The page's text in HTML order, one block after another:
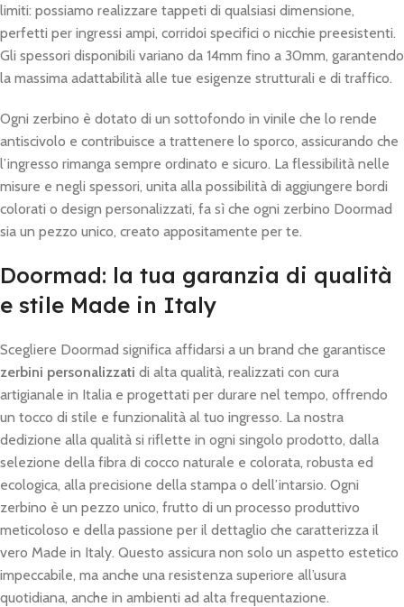
limiti: possiamo realizzare tappeti di qualsiasi dimensione,
perfetti per ingressi ampi, corridoi specifici o nicchie preesistenti.
Gli spessori disponibili variano da 14mm fino a 30mm, garantendo
la massima adattabilità alle tue esigenze strutturali e di traffico.
Ogni zerbino è dotato di un sottofondo in vinile che lo rende
antiscivolo e contribuisce a trattenere lo sporco, assicurando che
l’ingresso rimanga sempre ordinato e sicuro. La flessibilità nelle
misure e negli spessori, unita alla possibilità di aggiungere bordi
colorati o design personalizzati, fa sì che ogni zerbino Doormad
sia un pezzo unico, creato appositamente per te.
Doormad: la tua garanzia di qualità
e stile Made in Italy
Scegliere Doormad significa affidarsi a un brand che garantisce
zerbini personalizzati di alta qualità, realizzati con cura
artigianale in Italia e progettati per durare nel tempo, offrendo
un tocco di stile e funzionalità al tuo ingresso. La nostra
dedizione alla qualità si riflette in ogni singolo prodotto, dalla
selezione della fibra di cocco naturale e colorata, robusta ed
ecologica, alla precisione della stampa o dell’intarsio. Ogni
zerbino è un pezzo unico, frutto di un processo produttivo
meticoloso e della passione per il dettaglio che caratterizza il
vero Made in Italy. Questo assicura non solo un aspetto estetico
impeccabile, ma anche una resistenza superiore all’usura
quotidiana, anche in ambienti ad alta frequentazione.